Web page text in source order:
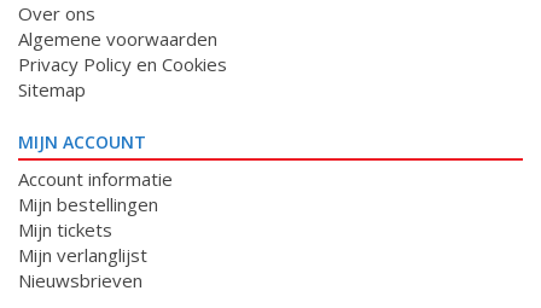
Over ons
Algemene voorwaarden
Privacy Policy en Cookies
Sitemap
MIJN ACCOUNT
Account informatie
Mijn bestellingen
Mijn tickets
Mijn verlanglijst
Nieuwsbrieven